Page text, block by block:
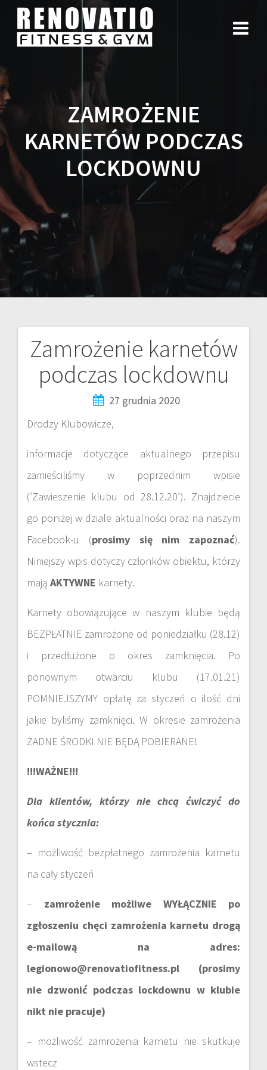
ZAMROŻENIE
KARNETÓW PODCZAS
LOCKDOWNU
Zamrożenie karnetów
podczas lockdownu
27 grudnia 2020
Drodzy Klubowicze,
informacje dotyczące aktualnego przepisu
zamieściliśmy w poprzednim wpisie
(’Zawieszenie klubu od 28.12.20′). Znajdziecie
go poniżej w dziale aktualności oraz na naszym
Facebook-u (prosimy się nim zapoznać).
Niniejszy wpis dotyczy członków obiektu, którzy
mają AKTYWNE karnety.
Karnety obowiązujące w naszym klubie będą
BEZPŁATNIE zamrożone od poniedziałku (28.12)
i przedłużone o okres zamknięcia. Po
ponownym otwarciu klubu (17.01.21)
POMNIEJSZYMY opłatę za styczeń o ilość dni
jakie byliśmy zamknięci. W okresie zamrożenia
ŻADNE ŚRODKI NIE BĘDĄ POBIERANE!
!!!WAŻNE!!!
Dla klientów, którzy nie chcą ćwiczyć do
końca stycznia:
– możliwość bezpłatnego zamrożenia karnetu
na cały styczeń
– zamrożenie możliwe WYŁĄCZNIE po
zgłoszeniu chęci zamrożenia karnetu drogą
e-mailową na adres:
legionowo@renovatiofitness.pl (prosimy
nie dzwonić podczas lockdownu w klubie
nikt nie pracuje)
– możliwość zamrożenia karnetu nie skutkuje
wstecz